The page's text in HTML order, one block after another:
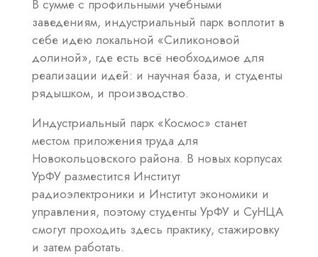
В сумме с профильными учебными
заведениям, индустриальный парк воплотит в
себе идею локальной «Силиконовой
долиной», где есть всё необходимое для
реализации идей: и научная база, и студенты
рядышком, и производство.
Индустриальный парк «Космос» станет
местом приложения труда для
Новокольцовского района. В новых корпусах
УрФУ разместится Институт
радиоэлектроники и Институт экономики и
управления, поэтому студенты УрФУ и СуНЦА
смогут проходить здесь практику, стажировку
и затем работать.